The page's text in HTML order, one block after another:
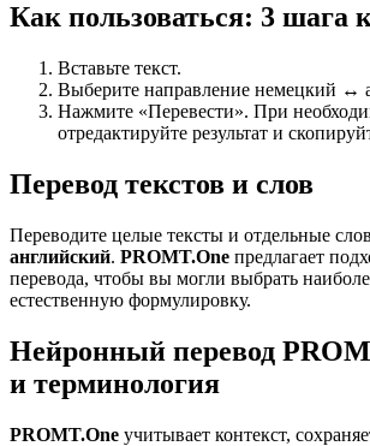
Как пользоваться: 3 шага
Вставьте текст.
Выберите направление немецкий ↔
Нажмите «Перевести». При
отредактируйте результат и
Перевод текстов и слов
Переводите целые тексты и отдельные
английский. PROMT.One предлагает
перевода, чтобы вы могли выбрать
естественную формулировку.
Нейронный перевод
и терминология
PROMT.One учитывает контекст,